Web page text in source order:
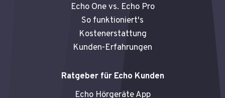
m
Echo One vs. Echo Pro
So funktioniert's
Kostenerstattung
Kunden-Erfahrungen
Ratgeber für Echo Kunden
Echo Hörgeräte App